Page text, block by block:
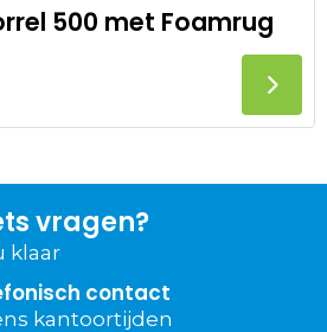
500 met Foamrug
vragen?
klaar
contact
kantoortijden